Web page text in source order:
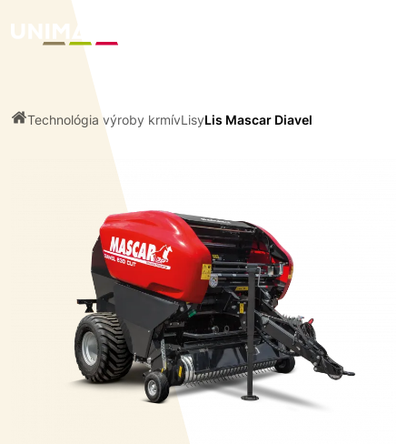
Technológia výroby krmívLisyLis Mascar Diavel